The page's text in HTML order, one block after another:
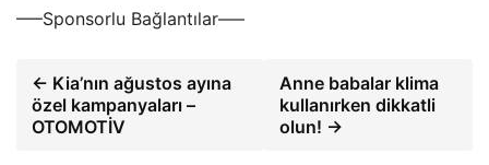
—–Sponsorlu Bağlantılar—–
← Kia’nın ağustos ayına
özel kampanyaları –
OTOMOTİV
Anne babalar klima
kullanırken dikkatli
olun! →